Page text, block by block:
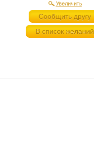
Увеличить
Сообщить другу
В список желаний